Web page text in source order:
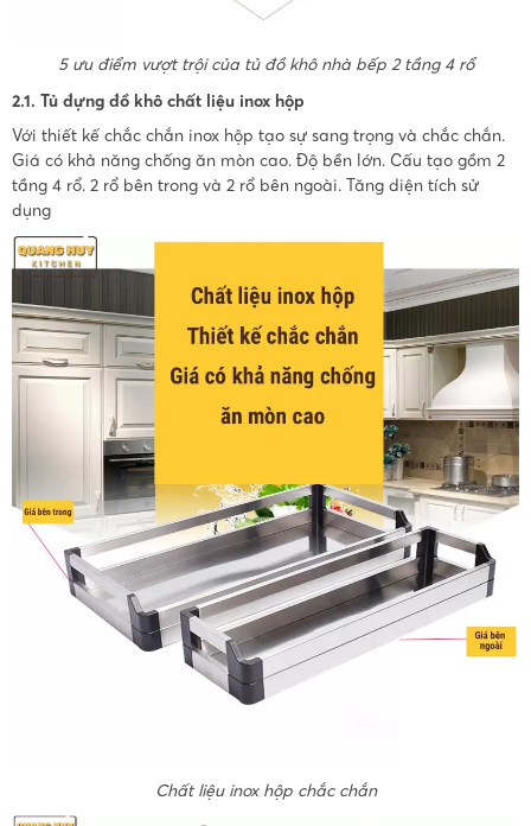
5 ưu điểm vượt trội của tủ đồ khô nhà bếp 2 tầng 4 rổ
2.1. Tủ đựng đồ khô chất liệu inox hộp
Với thiết kế chắc chắn inox hộp tạo sự sang trọng và chắc chắn.
Giá có khả năng chống ăn mòn cao. Độ bền lớn. Cấu tạo gồm 2
tầng 4 rổ. 2 rổ bên trong và 2 rổ bên ngoài. Tăng diện tích sử
dụng
Chất liệu inox hộp chắc chắn